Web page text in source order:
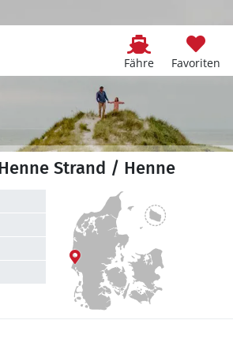
Fähre Favoriten
Strand / Henne